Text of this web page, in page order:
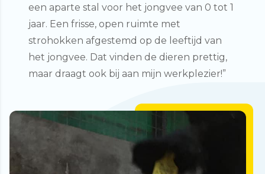
een aparte stal voor het jongvee van 0 tot 1
jaar. Een frisse, open ruimte met
strohokken afgestemd op de leeftijd van
het jongvee. Dat vinden de dieren prettig,
maar draagt ook bij aan mijn werkplezier!”